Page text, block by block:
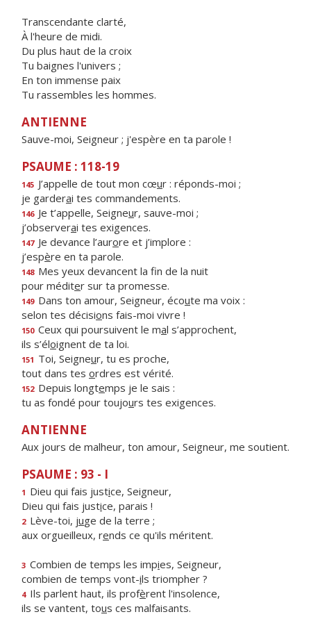
Transcendante clarté,
À l'heure de midi.
Du plus haut de la croix
Tu baignes l'univers ;
En ton immense paix
Tu rassembles les hommes.
ANTIENNE
Sauve-moi, Seigneur ; j'espère en ta parole !
PSAUME : 118-19
145 J’appelle de tout mon cœur : réponds-moi ;
je garderai tes commandements.
146 Je t’appelle, Seigneur, sauve-moi ;
j’observerai tes exigences.
147 Je devance l’aurore et j’implore :
j’espère en ta parole.
148 Mes yeux devancent la fn de la nuit
pour méditer sur ta promesse.
149 Dans ton amour, Seigneur, écoute ma voix :
selon tes décisions fais-moi vivre !
150 Ceux qui poursuivent le mal s’approchent,
ils s’éloignent de ta loi.
151 Toi, Seigneur, tu es proche,
tout dans tes ordres est vérité.
152 Depuis longtemps je le sais :
tu as fondé pour toujours tes exigences.
ANTIENNE
Aux jours de malheur, ton amour, Seigneur, me soutient.
PSAUME : 93 - I
1 Dieu qui fais justice, Seigneur,
Dieu qui fais justice, parais !
2 Lève-toi, juge de la terre ;
aux orgueilleux, rends ce qu'ils méritent.
3 Combien de temps les impies, Seigneur,
combien de temps vont-ils triompher ?
4 Ils parlent haut, ils profèrent l'insolence,
ils se vantent, tous ces malfaisants.